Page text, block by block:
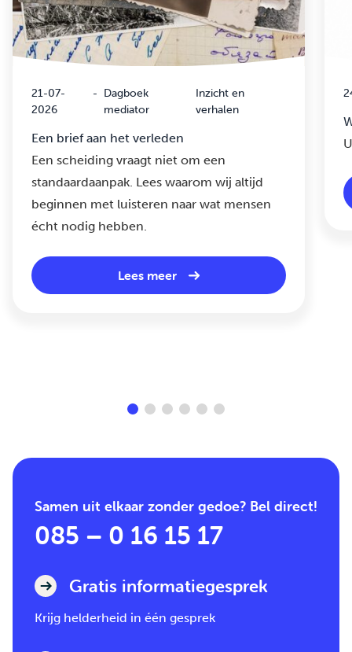
21-07-
2026
- Dagboek
mediator
Inzicht en
verhalen
Een brief aan het verleden
Een scheiding vraagt niet om een
standaardaanpak. Lees waarom wij altijd
beginnen met luisteren naar wat mensen
écht nodig hebben.
Lees meer
Samen uit elkaar zonder gedoe? Bel direct!
085 – 0 16 15 17
Gratis informatiegesprek
Krijg helderheid in één gesprek